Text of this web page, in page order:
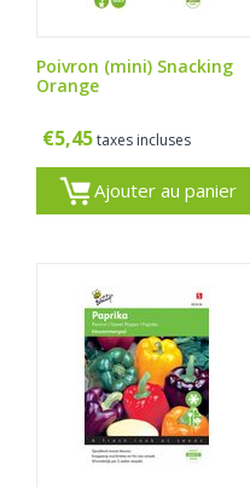
Poivron (mini) Snacking
Orange
€5,45taxes incluses
Ajouter au panier